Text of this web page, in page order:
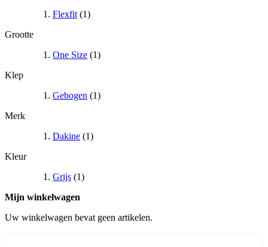
Flexfit (1)
Grootte
One Size (1)
Klep
Gebogen (1)
Merk
Dakine (1)
Kleur
Grijs (1)
Mijn winkelwagen
Uw winkelwagen bevat geen artikelen.